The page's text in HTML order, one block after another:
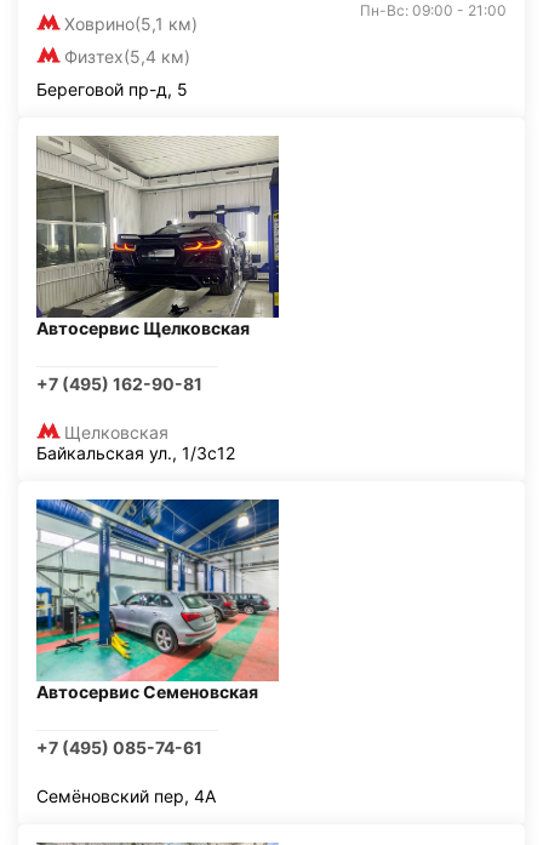
Ховрино(5,1 км)
Физтех(5,4 км)
Пн-Вс: 09:00 - 21:00
Береговой пр-д, 5
Автосервис Щелковская
+7 (495) 162-90-81
Щелковская
Байкальская ул., 1/3с12
Автосервис Семеновская
+7 (495) 085-74-61
Семёновский пер, 4А